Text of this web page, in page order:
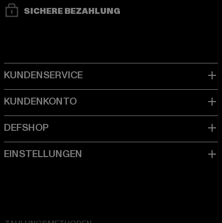
SICHERE BEZAHLUNG